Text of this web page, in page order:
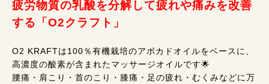
疲労物質の乳酸を分解して疲れや痛みを改善
する「O2クラフト」
O2 KRAFTは100％有機栽培のアボカドオイルをベースに、
高濃度の酸素が含まれたマッサージオイルです🌟
腰痛・肩こり・首のこり・膝痛・足の疲れ・むくみなどに万